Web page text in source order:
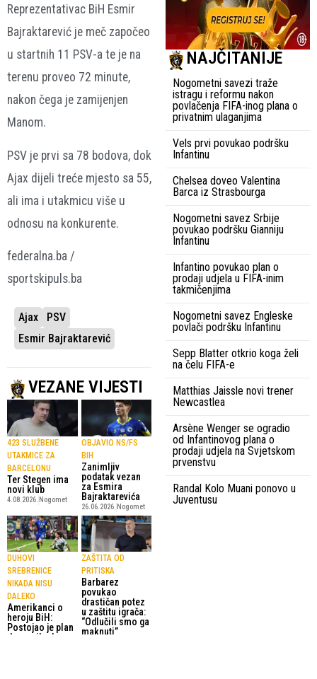
Reprezentativac BiH Esmir
Bajraktarević je meč započeo
u startnih 11 PSV-a te je na
terenu proveo 72 minute,
nakon čega je zamijenjen
Manom.
PSV je prvi sa 78 bodova, dok
Ajax dijeli treće mjesto sa 55,
ali ima i utakmicu više u
odnosu na konkurente.
federalna.ba /
sportskipuls.ba
Ajax
PSV
Esmir Bajraktarević
VEZANE VIJESTI
423 SLUŽBENE
UTAKMICE ZA
BARCELONU
Ter Stegen ima
novi klub
4.08.2026. Nogomet
OBJAVIO NS/FS
BIH
Zanimljiv
podatak vezan
za Esmira
Bajraktarevića
26.06.2026. Nogomet
DUHOVI
SREBRENICE
NIKADA NISU
DALEKO
Amerikanci o
heroju BiH:
Postojao je plan
da se nikada ne
ZAŠTITA OD
PRITISKA
Barbarez
povukao
drastičan potez
u zaštitu igrača:
“Odlučili smo ga
maknuti”
NAJČITANIJE
Nogometni savezi traže
istragu i reformu nakon
povlačenja FIFA-inog plana o
privatnim ulaganjima
Vels prvi povukao podršku
Infantinu
Chelsea doveo Valentina
Barca iz Strasbourga
Nogometni savez Srbije
povukao podršku Gianniju
Infantinu
Infantino povukao plan o
prodaji udjela u FIFA-inim
takmičenjima
Nogometni savez Engleske
povlači podršku Infantinu
Sepp Blatter otkrio koga želi
na čelu FIFA-e
Matthias Jaissle novi trener
Newcastlea
Arsène Wenger se ogradio
od Infantinovog plana o
prodaji udjela na Svjetskom
prvenstvu
Randal Kolo Muani ponovo u
Juventusu